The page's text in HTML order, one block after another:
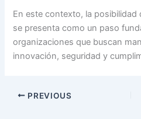
En este contexto, la posibilidad
se presenta como un paso
organizaciones que buscan
innovación, seguridad y
PREVIOUS